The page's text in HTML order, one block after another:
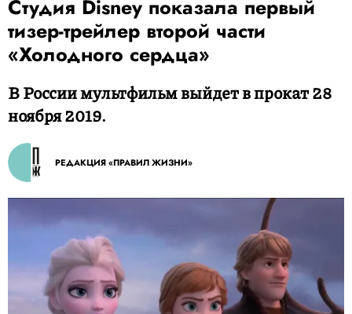
Студия Disney показала первый
тизер-трейлер второй части
«Холодного сердца»
В России мультфильм выйдет в прокат 28
ноября 2019.
РЕДАКЦИЯ «ПРАВИЛ ЖИЗНИ»